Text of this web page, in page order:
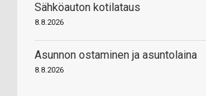
Sähköauton kotilataus
8.8.2026
Asunnon ostaminen ja asuntolaina
8.8.2026